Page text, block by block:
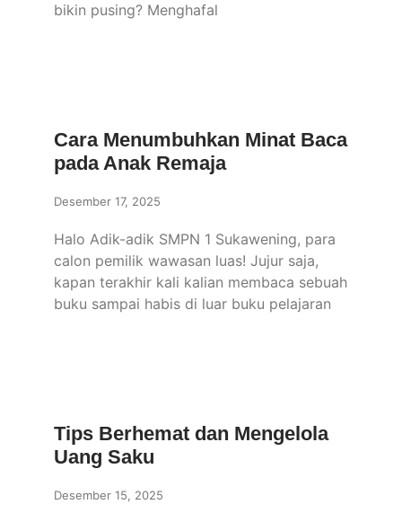
bikin pusing? Menghafal
Cara Menumbuhkan Minat Baca
pada Anak Remaja
Desember 17, 2025
Halo Adik-adik SMPN 1 Sukawening, para
calon pemilik wawasan luas! Jujur saja,
kapan terakhir kali kalian membaca sebuah
buku sampai habis di luar buku pelajaran
Tips Berhemat dan Mengelola
Uang Saku
Desember 15, 2025